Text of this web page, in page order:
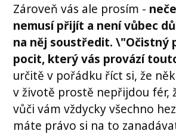
Zároveň vás ale prosím -
nemusí přijít a není vůbec
na něj soustředit. \"Očistný
pocit, který vás provází
určitě v pořádku říct si, že
v životě prostě nepřijdou fér,
vůči vám vždycky všechno
máte právo si na to